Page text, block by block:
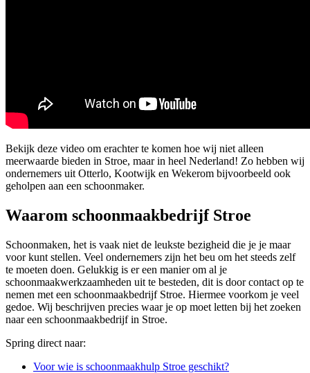
Bekijk deze video om erachter te komen hoe wij niet alleen
meerwaarde bieden in Stroe, maar in heel Nederland! Zo hebben wij
ondernemers uit Otterlo, Kootwijk en Wekerom bijvoorbeeld ook
geholpen aan een schoonmaker.
Waarom schoonmaakbedrijf Stroe
Schoonmaken, het is vaak niet de leukste bezigheid die je je maar
voor kunt stellen. Veel ondernemers zijn het beu om het steeds zelf
te moeten doen. Gelukkig is er een manier om al je
schoonmaakwerkzaamheden uit te besteden, dit is door contact op te
nemen met een schoonmaakbedrijf Stroe. Hiermee voorkom je veel
gedoe. Wij beschrijven precies waar je op moet letten bij het zoeken
naar een schoonmaakbedrijf in Stroe.
Spring direct naar:
Voor wie is schoonmaakhulp Stroe geschikt?